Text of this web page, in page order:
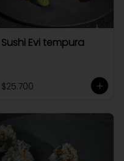
Sushi Evi tempura
$25.700